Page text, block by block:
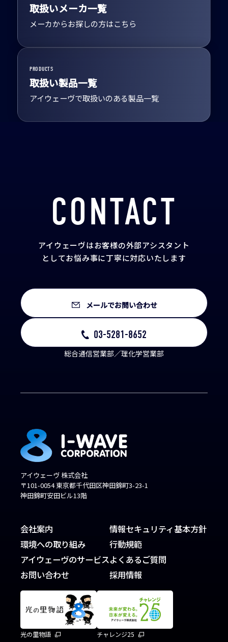
取扱いメーカ一覧
メーカからお探しの方はこちら
PRODUCTS
取扱い製品一覧
アイウェーヴで取扱いのある製品一覧
CONTACT
アイウェーヴはお客様の外部アシスタント
としてお悩み事に丁寧に対応いたします
メールでお問い合わせ
03-5281-8652
総合通信営業部／理化学営業部
アイウェーヴ 株式会社
〒101-0054 東京都千代田区神田錦町3-23-1
神田錦町安田ビル13階
会社案内
環境への取り組み
アイウェーヴのサービス
お問い合わせ
情報セキュリティ基本方針
行動規範
よくあるご質問
採用情報
光の里物語 チャレンジ25